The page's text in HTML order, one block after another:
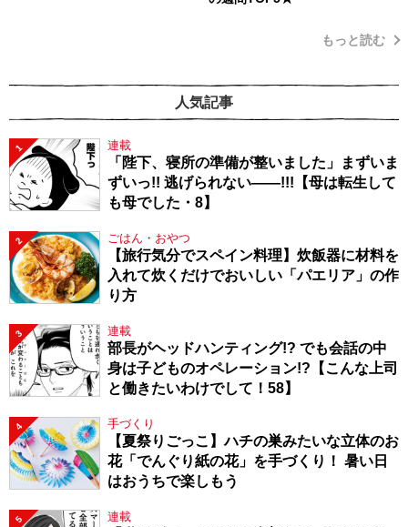
もっと読む
人気記事
1 連載
「陛下、寝所の準備が整いました」まずいま
ずいっ!! 逃げられない――!!!【母は転生して
も母でした・8】
2 ごはん・おやつ
【旅行気分でスペイン料理】炊飯器に材料を
入れて炊くだけでおいしい「パエリア」の作
り方
3 連載
部長がヘッドハンティング!? でも会話の中
身は子どものオペレーション!?【こんな上司
と働きたいわけでして！58】
4 手づくり
【夏祭りごっこ】ハチの巣みたいな立体のお
花「でんぐり紙の花」を手づくり！ 暑い日
はおうちで楽しもう
5 連載